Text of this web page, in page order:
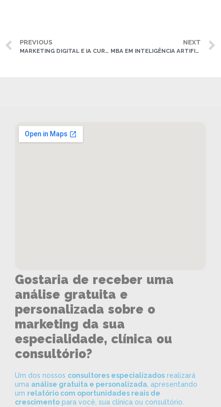
PREVIOUS
MARKETING DIGITAL E IA CURSO: APROVEITE A TECNOLOGIA PARA ATRAIR MAIS PACIENTES
NEXT
MBA EM INTELIGÊNCIA ARTIFICIAL E MARKETING: COMO A TECNOLOGIA REVOLUCIONA A CAPTAÇÃO DE PACIENTES
Gostaria de receber uma
análise gratuita e
personalizada sobre o
marketing da sua
especialidade, clínica ou
consultório?
Um dos nossos consultores especializados realizará
uma análise gratuita e personalizada , apresentando
um relatório com oportunidades reais de
crescimento para você, sua clínica ou consultório.